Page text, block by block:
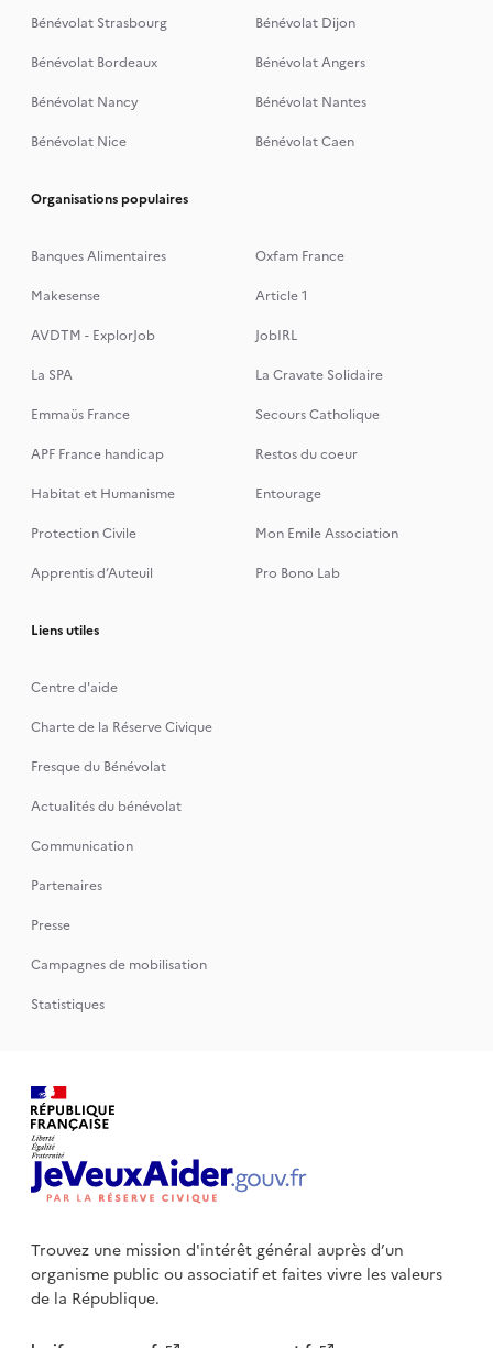
Bénévolat Strasbourg
Bénévolat Dijon
Bénévolat Bordeaux
Bénévolat Angers
Bénévolat Nancy
Bénévolat Nantes
Bénévolat Nice
Bénévolat Caen
Organisations populaires
Banques Alimentaires
Oxfam France
Makesense
Article 1
AVDTM - ExplorJob
JobIRL
La SPA
La Cravate Solidaire
Emmaüs France
Secours Catholique
APF France handicap
Restos du coeur
Habitat et Humanisme
Entourage
Protection Civile
Mon Emile Association
Apprentis d’Auteuil
Pro Bono Lab
Liens utiles
Centre d'aide
Charte de la Réserve Civique
Fresque du Bénévolat
Actualités du bénévolat
Communication
Partenaires
Presse
Campagnes de mobilisation
Statistiques
Trouvez une mission d'intérêt général auprès d’un
organisme publicou associatif et faites vivre les valeurs
de la République.